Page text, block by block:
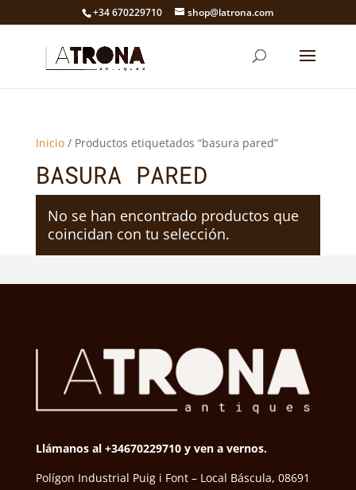
+34 670229710 shop@latrona.com
Inicio/ Productos etiquetados “basura pared”
BASURA PARED
No se han encontrado productos que
coincidan con tu selección.
Llámanos al +34670229710 y ven a vernos.
Polígon Industrial Puig i Font – Local Báscula, 08691